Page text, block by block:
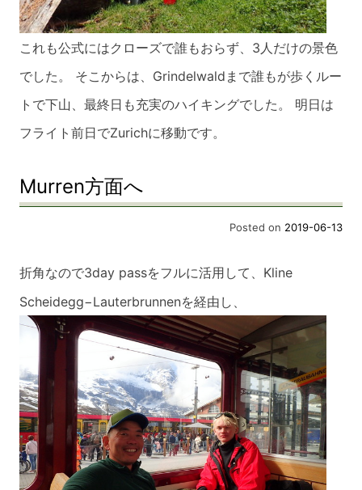
これも公式にはクローズで誰もおらず、3人だけの景色
でした。 そこからは、Grindelwaldまで誰もが歩くルー
トで下山、最終日も充実のハイ キングでした。 明日は
フライト前日でZurichに移動です。
Murren方面へ
Posted on 2019-06-13
折角なので3day passをフルに活用して、Kline
Scheidegg−Lauterbrunnenを経由し、